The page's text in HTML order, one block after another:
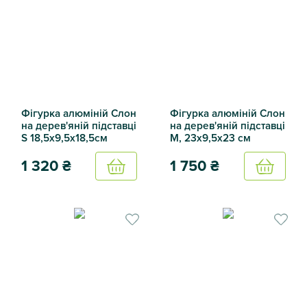
Фігурка алюміній Слон
на дерев'яній підставці
S 18,5х9,5х18,5см
1 320₴
Купить
Фігурка алюміній Слон
на дерев'яній підставці
M, 23х9,5х23 см
1 750₴
Купить